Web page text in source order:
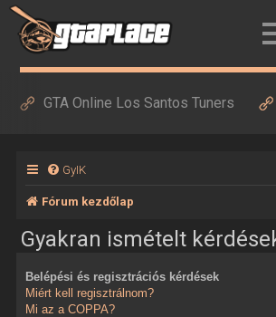
GTA Online Los Santos Tuners
GyIK
Fórum kezdőlap
Gyakran ismételt
Belépési és regisztrációs kérdések
Miért kell regisztrálnom?
Mi az a COPPA?